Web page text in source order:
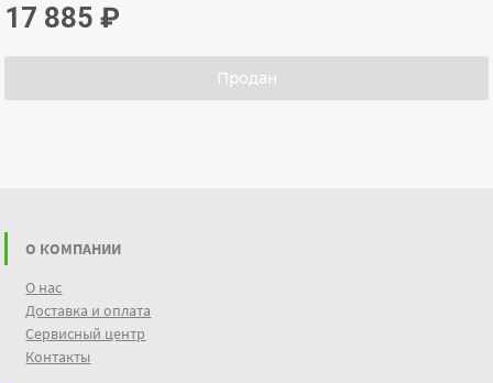
Усовершенствованная система самодиагностики
своевременно просигнализирует об отклонениях в работе
сплит-системы. Для охлаждения используется экологически
чистый фреон R32, соответствующий всем Европейским
17 885₽
Продан
О КОМПАНИИ
О нас
Доставка и оплата
Сервисный центр
Контакты